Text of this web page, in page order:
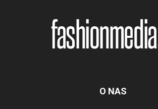
O NAS